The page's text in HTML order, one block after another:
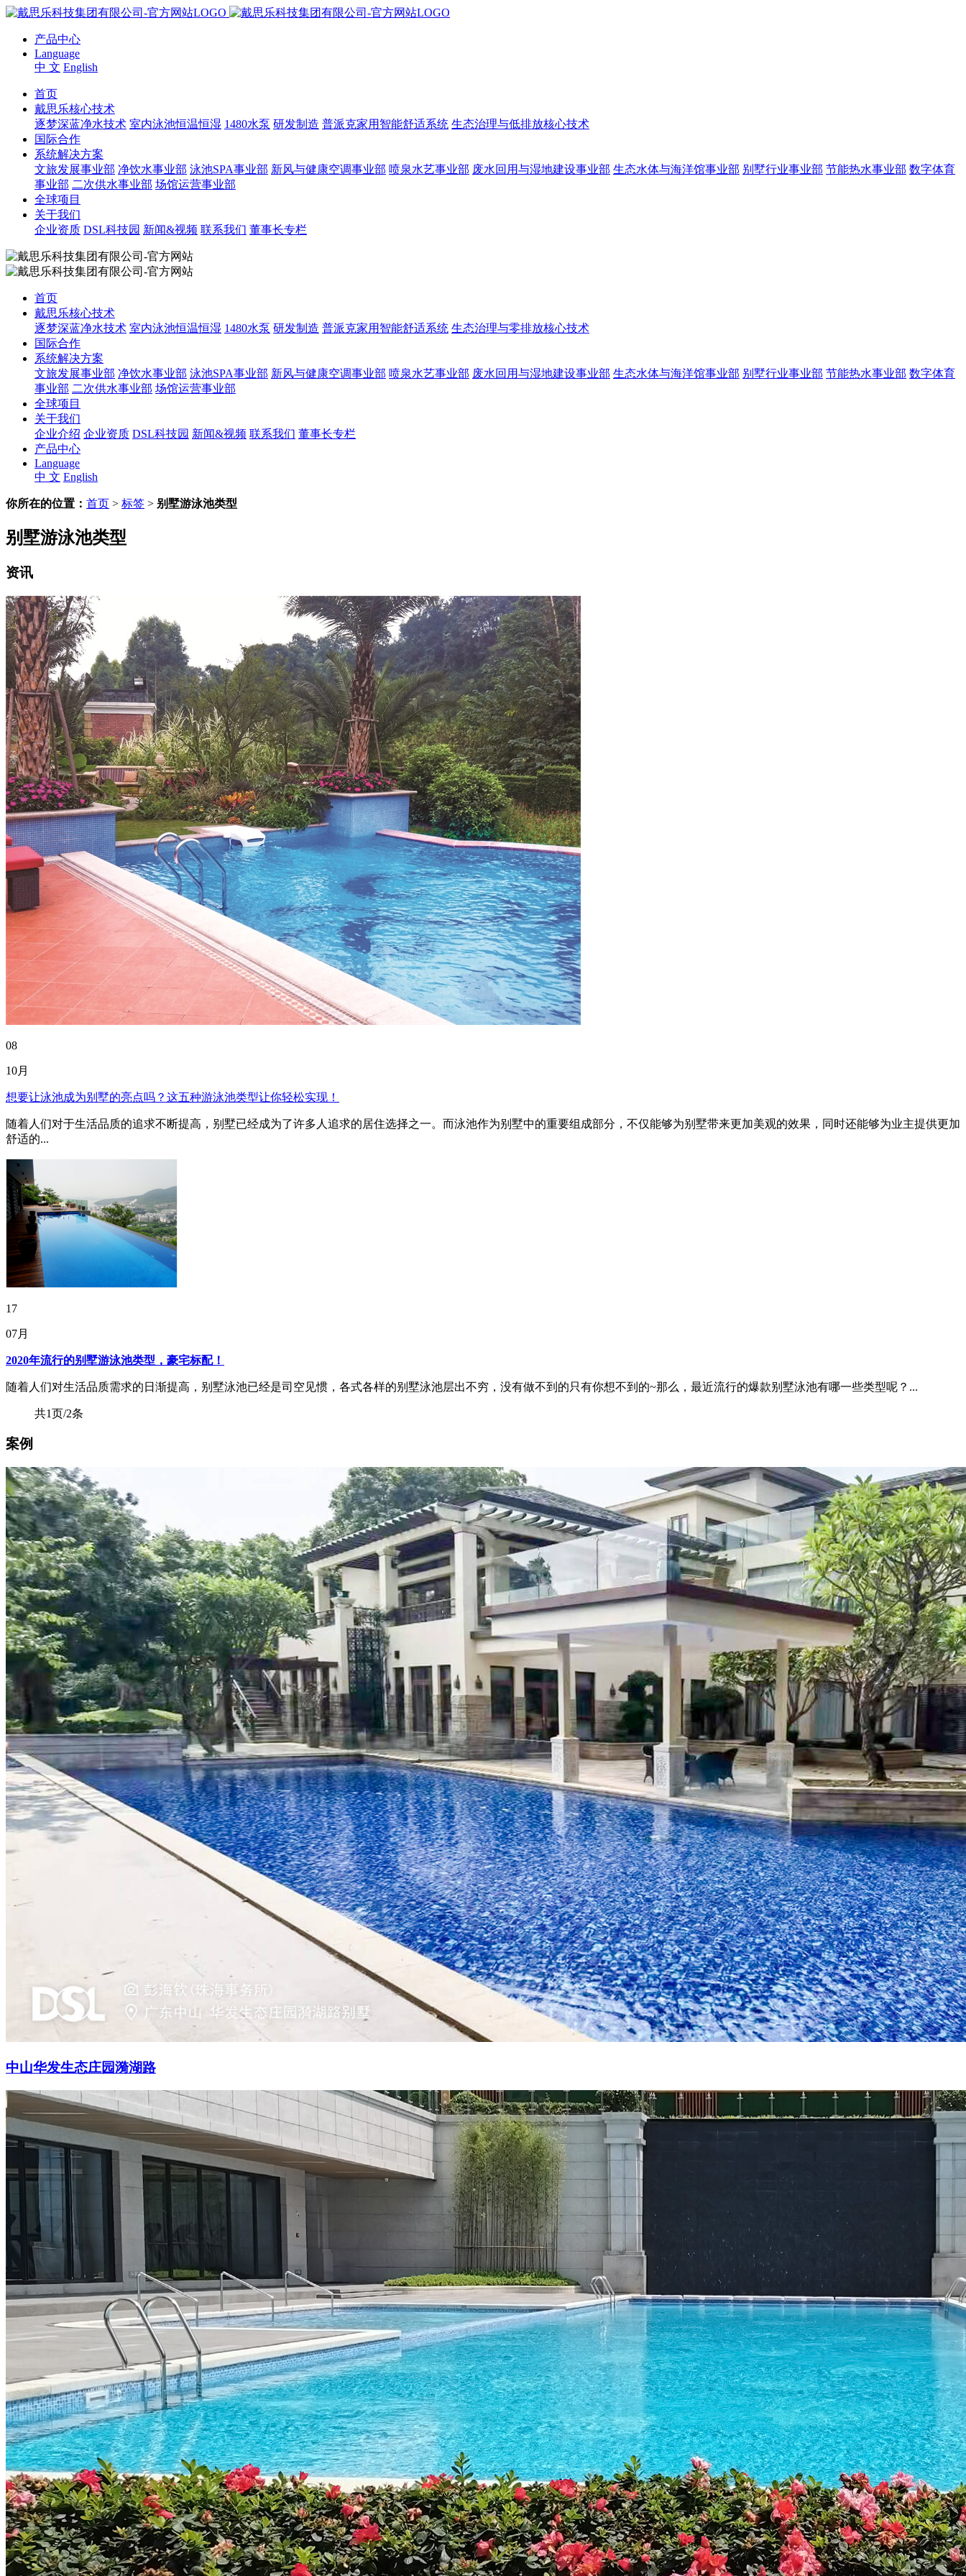
产品中心
Language
中 文 English
首页
戴思乐核心技术
逐梦深蓝净水技术 室内泳池恒温恒湿 1480水泵 研发制造 普派克家用智能舒适系统 生态治理与低排放核心技术
国际合作
系统解决方案
文旅发展事业部 净饮水事业部 泳池SPA事业部 新风与健康空调事业部 喷泉水艺事业部 废水回用与湿地建设事业部 生态水体与海洋馆事业部 别墅行业事业部 节能热水事业部 数字体育
事业部 二次供水事业部 场馆运营事业部
全球项目
关于我们
企业资质 DSL科技园 新闻&视频 联系我们 董事长专栏
首页
戴思乐核心技术
逐梦深蓝净水技术 室内泳池恒温恒湿 1480水泵 研发制造 普派克家用智能舒适系统 生态治理与零排放核心技术
国际合作
系统解决方案
文旅发展事业部 净饮水事业部 泳池SPA事业部 新风与健康空调事业部 喷泉水艺事业部 废水回用与湿地建设事业部 生态水体与海洋馆事业部 别墅行业事业部 节能热水事业部 数字体育
事业部 二次供水事业部 场馆运营事业部
全球项目
关于我们
企业介绍 企业资质 DSL科技园 新闻&视频 联系我们 董事长专栏
产品中心
Language
中 文 English
你所在的位置： 首页 > 标签 > 别墅游泳池类型
别墅游泳池类型
资讯
08
10月
想要让泳池成为别墅的亮点吗？这五种游泳池类型让你轻松实现！
随着人们对于生活品质的追求不断提高，别墅已经成为了许多人追求的居住选择之一。而泳池作为别墅中的重要组成部分，不仅能够为别墅带来更加美观的效果，同时还能够为业主提供更加
舒适的...
17
07月
2020年流行的别墅游泳池类型，豪宅标配！
随着人们对生活品质需求的日渐提高，别墅泳池已经是司空见惯，各式各样的别墅泳池层出不穷，没有做不到的只有你想不到的~那么，最近流行的爆款别墅泳池有哪一些类型呢？...
共1页/2条
案例
中山华发生态庄园漪湖路